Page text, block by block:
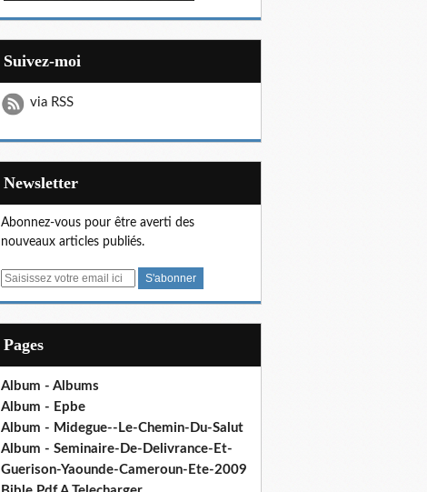
Suivez-moi
via RSS
Newsletter
Abonnez-vous pour être averti des
nouveaux articles publiés.
E
Pages
Album - Albums
Album - Epbe
Album - Midegue--Le-Chemin-Du-Salut
Album - Seminaire-De-Delivrance-Et-
Guerison-Yaounde-Cameroun-Ete-2009